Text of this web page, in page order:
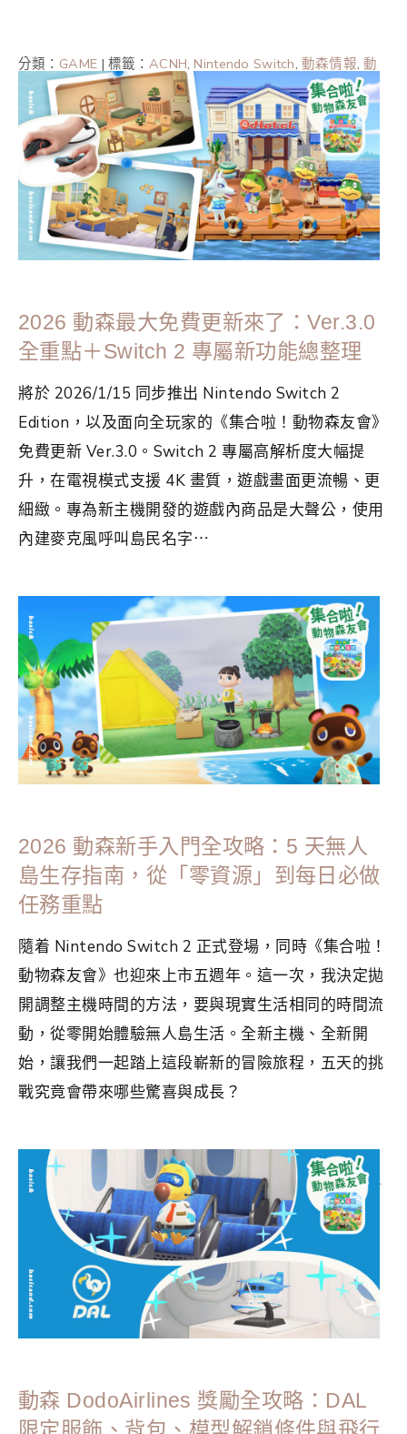
分類： GAME |標籤：ACNH, Nintendo Switch, 動森情報, 動
森攻略,動森攻略2024, 動森攻略2025,動森聖誕,集合啦動
物森友會
2026 動森最大免費更新來了：Ver.3.0
全重點＋Switch 2 專屬新功能總整理
將於 2026/1/15 同步推出 Nintendo Switch 2
Edition，以及面向全玩家的《集合啦！動物森友會》
免費更新 Ver.3.0。Switch 2 專屬高解析度大幅提
升，在電視模式支援 4K 畫質，遊戲畫面更流暢、更
細緻。專為新主機開發的遊戲內商品是大聲公，使用
內建麥克風呼叫島民名字⋯
標籤：ACNH,Nintendo Switch,動森情報,動
森攻略
動森攻略2024 ,集合啦動物森友會
2026 動森新手入門全攻略：5 天無人
島生存指南，從「零資源」到每日必做
任務重點
隨着 Nintendo Switch 2 正式登場，同時《集合啦！
動物森友會》也迎來上市五週年。這一次，我決定拋
開調整主機時間的方法，要與現實生活相同的時間流
動，從零開始體驗無人島生活。全新主機、全新開
始，讓我們一起踏上這段嶄新的冒險旅程，五天的挑
戰究竟會帶來哪些驚喜與成長？
分類：GAME 標籤： Nintendo Switch 動森情報,動森攻略
動森攻略2024,動森攻略2025 動森新手, 集合啦動物森友會
動森 DodoAirlines 獎勵全攻略：DAL